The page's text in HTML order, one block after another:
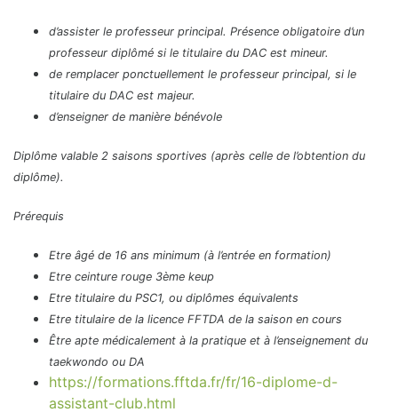
d’assister le professeur principal. Présence obligatoire d’un
professeur diplômé si le titulaire du DAC est mineur.
de remplacer ponctuellement le professeur principal, si le
titulaire du DAC est majeur.
d’enseigner de manière bénévole
Diplôme valable 2 saisons sportives (après celle de l’obtention du
diplôme).
Prérequis
Etre âgé de 16 ans minimum (à l’entrée en formation)
Etre ceinture rouge 3ème keup
Etre titulaire du PSC1, ou diplômes équivalents
Etre titulaire de la licence FFTDA de la saison en cours
Être apte médicalement à la pratique et à l’enseignement du
taekwondo ou DA
https://formations.fftda.fr/fr/16-diplome-d-
assistant-club.html